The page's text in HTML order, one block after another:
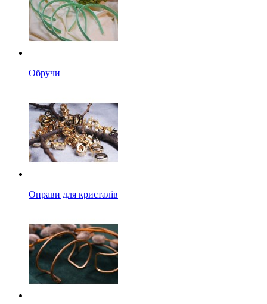
Обручи
Оправи для кристалів